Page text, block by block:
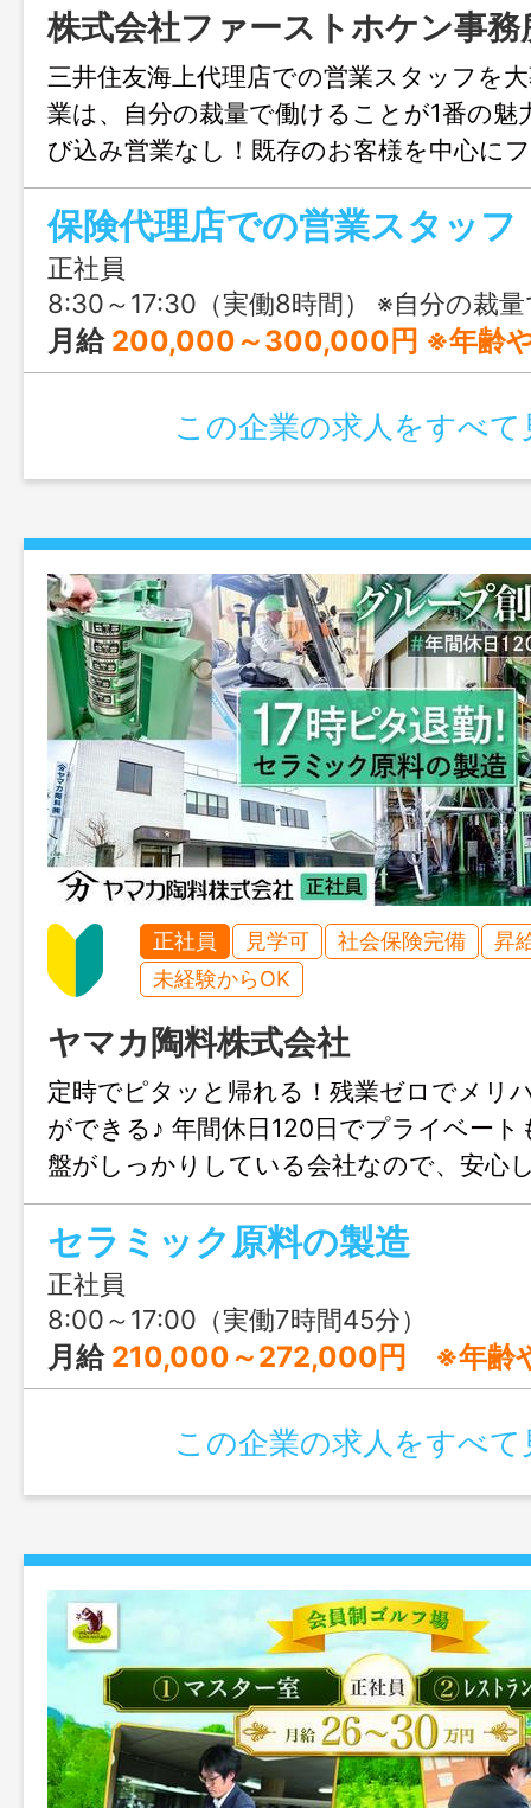
株式会社ファーストホケン事務
三井住友海上代理店での営業スタッフを
業は、自分の裁量で働けることが1番の魅
び込み営業なし！既存のお客様を中心に
で、初めての方でも大丈夫！
保険代理店での営業スタッフ
正社員
8:30～17:30（実働8時間） ※自分の裁
月給 200,000～300,000円 ※年齢や経験を考慮して決
この企業の求人をすべて
正社員 見学可 社会保険完備
昇
未経験からOK
ヤマカ陶料株式会社
定時でピタッと帰れる！残業ゼロでメリ
ができる♪ 年間休日120日でプライベー
盤がしっかりしている会社なので、安心
す！
セラミック原料の製造
正社員
8:00～17:00（実働7時間45分）
月給 210,000～272,000円 ※年齢や経験、家族構成など
この企業の求人をすべて